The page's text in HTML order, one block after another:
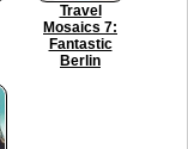
Travel
Mosaics 7:
Fantastic
Berlin